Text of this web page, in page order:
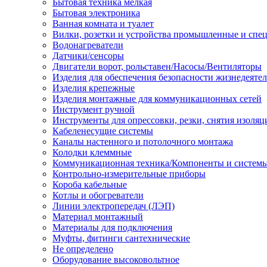
Бытовая техника мелкая
Бытовая электроника
Ванная комната и туалет
Вилки, розетки и устройства промышленные и
Водонагреватели
Датчики/сенсоры
Двигатели ворот, рольставен/Насосы/Вентиляторы
Изделия для обеспечения безопасности
Изделия крепежные
Изделия монтажные для коммуникационных сетей
Инструмент ручной
Инструменты для опрессовки, резки, снятия
Кабеленесущие системы
Каналы настенного и потолочного монтажа
Колодки клеммные
Коммуникационная техника/Компоненты и
Контрольно-измерительные приборы
Короба кабельные
Котлы и обогреватели
Линии электропередач (ЛЭП)
Материал монтажный
Материалы для подключения
Муфты, фитинги сантехнические
Не определено
Оборудование высоковольтное